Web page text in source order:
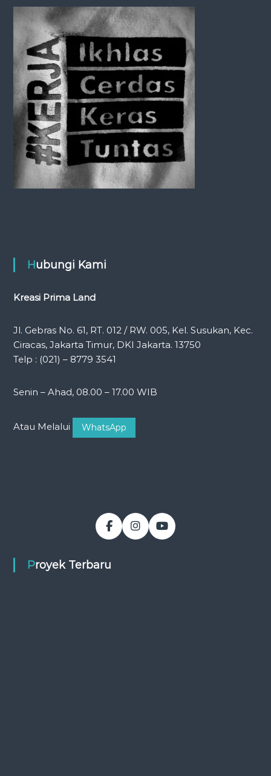
Hubungi Kami
Kreasi Prima Land
Jl. Gebras No. 61, RT. 012 / RW. 005, Kel. Susukan, Kec.
Ciracas, Jakarta Timur, DKI Jakarta. 13750
Telp : (021) – 8779 3541
Senin – Ahad, 08.00 – 17.00 WIB
Atau Melalui WhatsApp
Proyek Terbaru